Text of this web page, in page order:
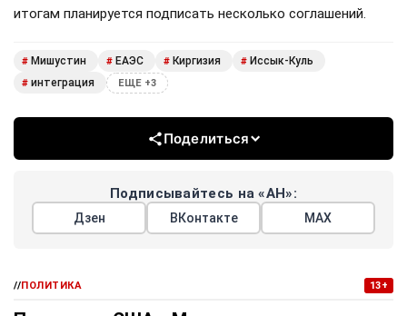
итогам планируется подписать несколько соглашений.
# Мишустин # ЕАЭС # Киргизия # Иссык-Куль
# интеграция ЕЩЕ +3
Поделиться
Подписывайтесь на «АН»:
Дзен ВКонтакте МАХ
//ПОЛИТИКА 13+